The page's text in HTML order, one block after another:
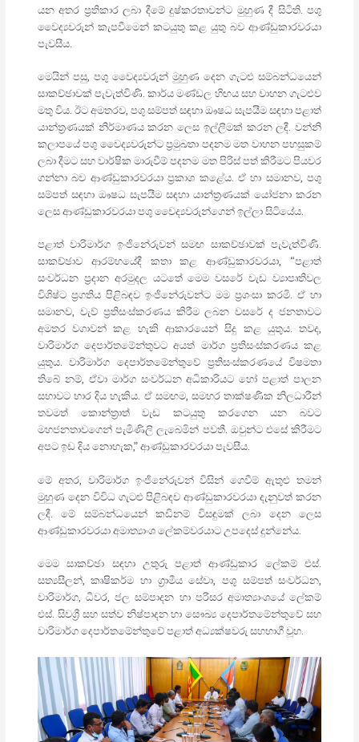
යන අතර ප්‍රතිකාර ලබා දීමේ දුෂ්කරතාවන්ට මුහුණ දී සිටිති. පශු
වෛද්‍යවරුන් කැපවීමෙන් කටයුතු කළ යුතු බව ආණ්ඩුකාරවරයා
පැවසීය.
මෙයින් පසු, පශු වෛද්‍යවරුන් මුහුණ දෙන ගැටළු සම්බන්ධයෙන්
සාකච්ඡාවක් පැවැත්විණි. කාර්ය මණ්ඩල හිඟය සහ වාහන ගැටළුව
මතු විය. ඊට අමතරව, පශු සම්පත් සඳහා ඖෂධ සැපයීම සඳහා පළාත්
යාන්ත්‍රණයක් නිර්මාණය කරන ලෙස ඉල්ලීමක් කරන ලදී. වන්නි
කලාපයේ පශු වෛද්‍යවරුන්ට ප්‍රමුඛතා පදනම මත වාහන පහසුකම්
ලබා දීමට සහ වාර්ෂික මාරුවීම් පදනම මත පිරිස් පත් කිරීමට පියවර
ගන්නා බව ආණ්ඩුකාරවරයා ප්‍රකාශ කළේය. ඒ හා සමානව, පශු
සම්පත් සඳහා ඖෂධ සැපයීම සඳහා යාන්ත්‍රණයක් යෝජනා කරන
ලෙස ආණ්ඩුකාරවරයා පශු වෛද්‍යවරුන්ගෙන් ඉල්ලා සිටියේය.
පළාත් වාරිමාර්ග ඉංජිනේරුවන් සමඟ සාකච්ඡාවක් පැවැත්විණි.
සාකච්ඡාව ආරම්භයේදී කතා කළ ආණ්ඩුකාරවරයා, “පළාත්
සංවර්ධන ප්‍රදාන අරමුදල යටතේ මෙම වසරේ වැඩ ව්‍යාපෘතිවල
විශිෂ්ට ප්‍රගතිය පිළිබඳව ඉංජිනේරුවන්ට මම ප්‍රශංසා කරමි. ඒ හා
සමානව, වැව් ප්‍රතිසංස්කරණය කිරීම ලබන වසරේ ද ජනතාවට
අමතර වගාවන් කළ හැකි ආකාරයෙන් සිදු කළ යුතුය. තවද,
වාරිමාර්ග දෙපාර්තමේන්තුවට අයත් මාර්ග ප්‍රතිසංස්කරණය කළ
යුතුය. වාරිමාර්ග දෙපාර්තමේන්තුවේ ප්‍රතිසංස්කරණයේ විෂමතා
තිබේ නම්, ඒවා මාර්ග සංවර්ධන අධිකාරියට හෝ පළාත් පාලන
සභාවට භාර දිය හැකිය. ඒ සමඟම, සමහර තාක්ෂණික නිලධාරීන්
තවමත් කොන්ත්‍රාත් වැඩ කටයුතු කරගෙන යන බවට
මහජනතාවගෙන් පැමිණිලි ලැබෙමින් පවතී. ඔවුන්ට එසේ කිරීමට
අපට ඉඩ දිය නොහැක,” ආණ්ඩුකාරවරයා පැවසීය.
මේ අතර, වාරිමාර්ග ඉංජිනේරුවන් විසින් ගෙවීම් ඇතුළු තමන්
මුහුණ දෙන විවිධ ගැටළු පිළිබඳව ආණ්ඩුකාරවරයා දැනුවත් කරන
ලදී. මේ සම්බන්ධයෙන් කඩිනම් විසඳුමක් ලබා දෙන ලෙස
ආණ්ඩුකාරවරයා අමාත්‍යාංශ ලේකම්වරයාට උපදෙස් දුන්නේය.
මෙම සාකච්ඡා සඳහා උතුරු පළාත් ආණ්ඩුකාර ලේකම් එස්.
සත්‍යසීලන්, කෘෂිකර්ම හා ග්‍රාමීය සේවා, පශු සම්පත් සංවර්ධන,
වාරිමාර්ග, ධීවර, ජල සම්පාදන හා පරිසර අමාත්‍යාංශයේ ලේකම්
එස්. සිවශ්‍රී සහ සත්ව නිෂ්පාදන හා සෞඛ්‍ය දෙපාර්තමේන්තුවේ සහ
වාරිමාර්ග දෙපාර්තමේන්තුවේ පළාත් අධ්‍යක්ෂවරු සහභාගී වූහ.